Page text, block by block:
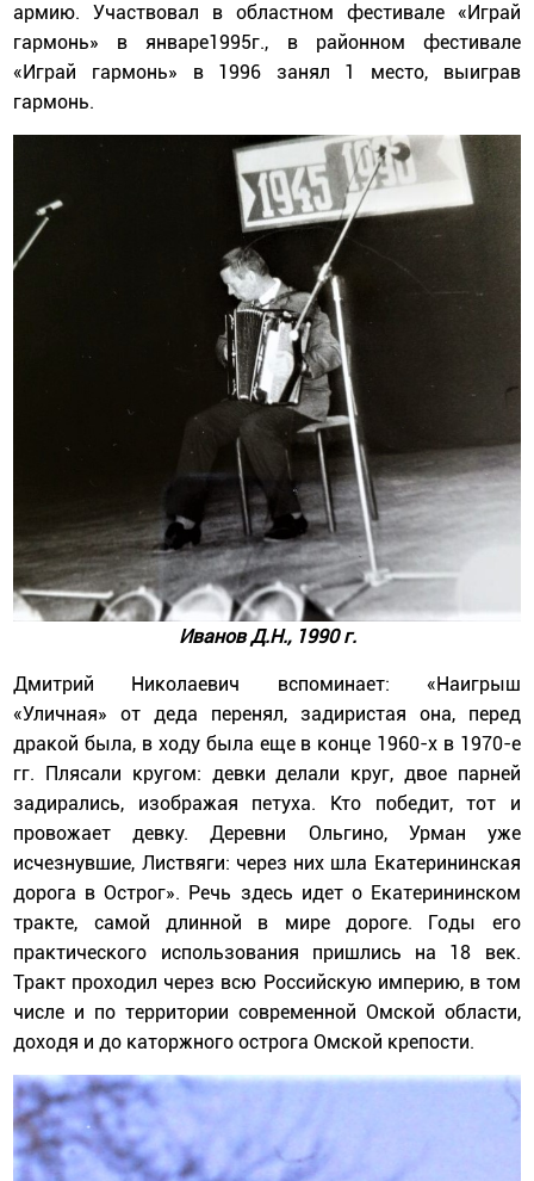
армию. Участвовал в областном фестивале «Играй
гармонь» в январе1995г., в районном фестивале
«Играй гармонь» в 1996 занял 1 место, выиграв
гармонь.
Иванов Д.Н., 1990 г.
Дмитрий Николаевич вспоминает: «Наигрыш
«Уличная» от деда перенял, задиристая она, перед
дракой была, в ходу была еще в конце 1960-х в 1970-е
гг. Плясали кругом: девки делали круг, двое парней
задирались, изображая петуха. Кто победит, тот и
провожает девку. Деревни Ольгино, Урман уже
исчезнувшие, Листвяги: через них шла Екатерининская
дорога в Острог». Речь здесь идет о Екатерининском
тракте, самой длинной в мире дороге. Годы его
практического использования пришлись на 18 век.
Тракт проходил через всю Российскую империю, в том
числе и по территории современной Омской области,
доходя и до каторжного острога Омской крепости.